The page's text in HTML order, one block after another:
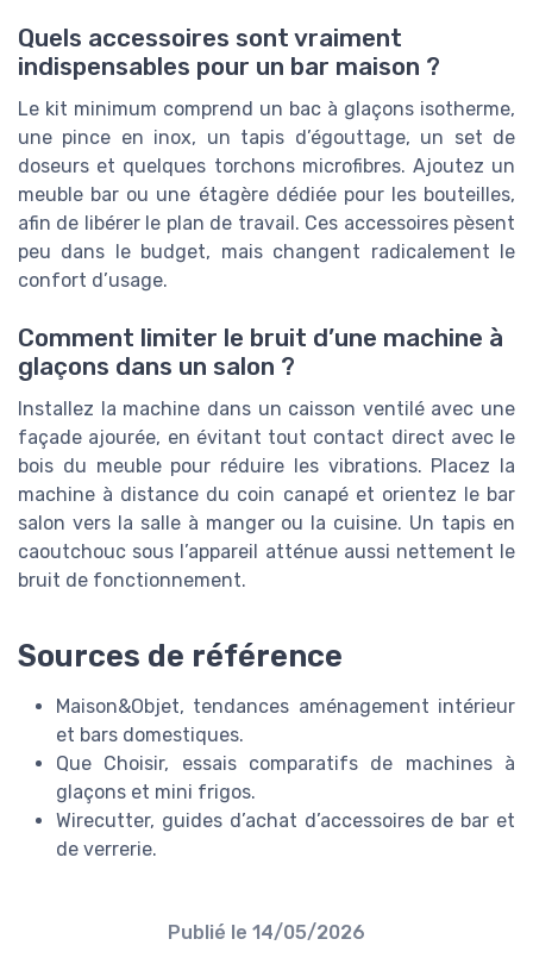
Quels accessoires sont vraiment
indispensables pour un bar maison ?
Le kit minimum comprend un bac à glaçons isotherme,
une pince en inox, un tapis d’égouttage, un set de
doseurs et quelques torchons microfibres. Ajoutez un
meuble bar ou une étagère dédiée pour les bouteilles,
afin de libérer le plan de travail. Ces accessoires pèsent
peu dans le budget, mais changent radicalement le
confort d’usage.
Comment limiter le bruit d’une machine à
glaçons dans un salon ?
Installez la machine dans un caisson ventilé avec une
façade ajourée, en évitant tout contact direct avec le
bois du meuble pour réduire les vibrations. Placez la
machine à distance du coin canapé et orientez le bar
salon vers la salle à manger ou la cuisine. Un tapis en
caoutchouc sous l’appareil atténue aussi nettement le
bruit de fonctionnement.
Sources de référence
Maison&Objet, tendances aménagement intérieur
et bars domestiques.
Que Choisir, essais comparatifs de machines à
glaçons et mini frigos.
Wirecutter, guides d’achat d’accessoires de bar et
de verrerie.
Publié le 14/05/2026